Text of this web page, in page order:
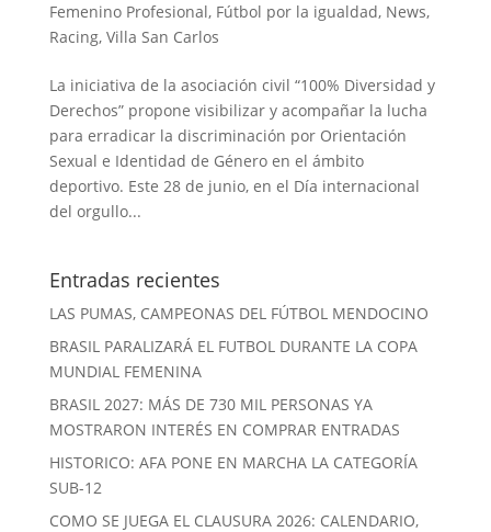
Femenino Profesional, Fútbol por la igualdad, News,
Racing, Villa San Carlos
La iniciativa de la asociación civil “100% Diversidad y
Derechos” propone visibilizar y acompañar la lucha
para erradicar la discriminación por Orientación
Sexual e Identidad de Género en el ámbito
deportivo. Este 28 de junio, en el Día internacional
del orgullo...
Entradas recientes
LAS PUMAS, CAMPEONAS DEL FÚTBOL MENDOCINO
BRASIL PARALIZARÁ EL FUTBOL DURANTE LA COPA
MUNDIAL FEMENINA
BRASIL 2027: MÁS DE 730 MIL PERSONAS YA
MOSTRARON INTERÉS EN COMPRAR ENTRADAS
HISTORICO: AFA PONE EN MARCHA LA CATEGORÍA
SUB-12
COMO SE JUEGA EL CLAUSURA 2026: CALENDARIO,